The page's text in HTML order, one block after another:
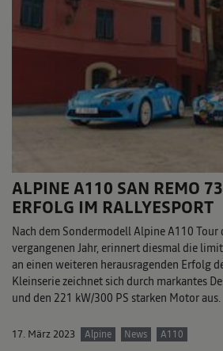
ALPINE A110 SAN REMO
ERFOLG IM RALLYESPORT
Nach dem Sondermodell Alpine A110 Tour
vergangenen Jahr, erinnert diesmal die
an einen weiteren herausragenden Erfolg
Kleinserie zeichnet sich durch markantes
und den 221 kW/300 PS starken Motor aus.
17. März 2023 Alpine News A110